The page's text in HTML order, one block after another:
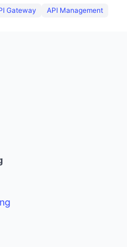
Gateway
API Management